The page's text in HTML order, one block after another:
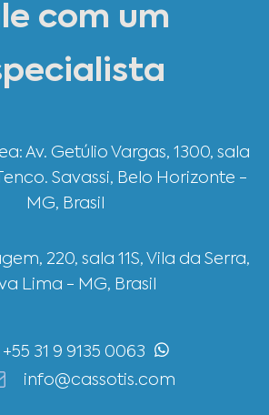
com um
Av. Getúlio Vargas, 1300, sala
Savassi, Belo Horizonte -
MG, Brasil
220, sala 11S, Vila da Serra,
Lima - MG, Brasil
+55 31 9 9135 0063
info@cassotis.com